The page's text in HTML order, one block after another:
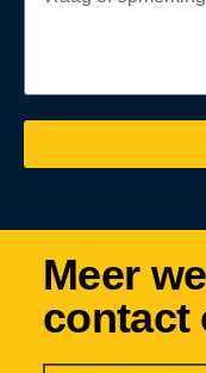
Meer
contact